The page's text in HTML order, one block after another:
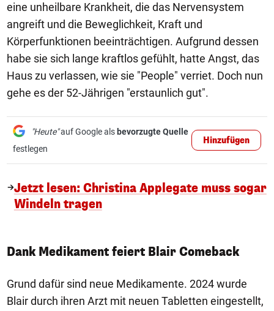
eine unheilbare Krankheit, die das Nervensystem
angreift und die Beweglichkeit, Kraft und
Körperfunktionen beeinträchtigen. Aufgrund dessen
habe sie sich lange kraftlos gefühlt, hatte Angst, das
Haus zu verlassen, wie sie "People" verriet. Doch nun
gehe es der 52-Jährigen "erstaunlich gut".
"Heute"auf Google als bevorzugte Quelle
festlegen
Hinzufügen
Jetzt lesen: Christina Applegate muss sogar
Windeln tragen
Dank Medikament feiert Blair Comeback
Grund dafür sind neue Medikamente. 2024 wurde
Blair durch ihren Arzt mit neuen Tabletten eingestellt,